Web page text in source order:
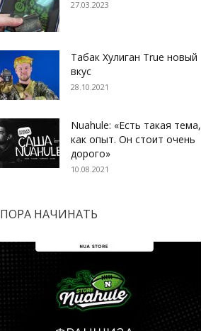
27.03.2023
Табак Хулиган True новый
вкус
28.10.2021
Nuahule: «Есть такая тема,
как опыт. Он стоит очень
дорого»
10.08.2021
ПОРА НАЧИНАТЬ